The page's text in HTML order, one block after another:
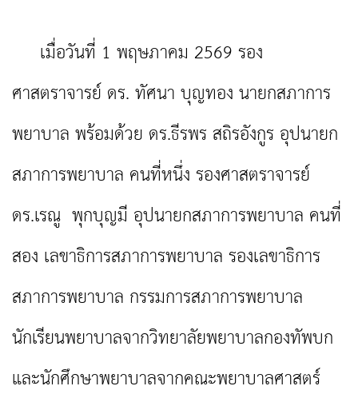
เมื่อวันที่ 1 พฤษภาคม 2569 รอง
ศาสตราจารย์ ดร. ทัศนา บุญทอง นายกสภาการ
พยาบาล พร้อมด้วย ดร.ธีรพร สถิรอังกูร อุปนายก
สภาการพยาบาล คนที่หนึ่ง รองศาสตราจารย์
ดร.เรณู พุกบุญมี อุปนายกสภาการพยาบาล คนที่
สอง เลขาธิการสภาการพยาบาล รองเลขาธิการ
สภาการพยาบาล กรรมการสภาการพยาบาล
นักเรียนพยาบาลจากวิทยาลัยพยาบาลกองทัพบก
และนักศึกษาพยาบาลจากคณะพยาบาลศาสตร์